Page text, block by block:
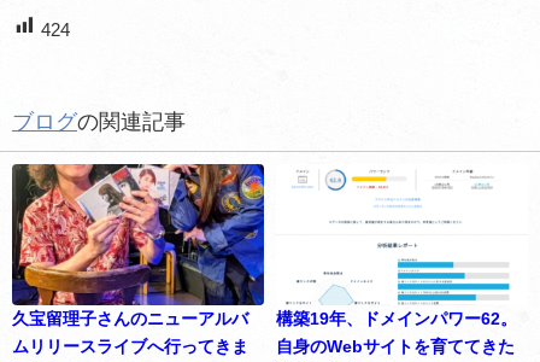
424
ブログの関連記事
久宝留理子さんのニューアルバ
ムリリースライブへ行ってきま
構築19年、ドメインパワー62。
自身のWebサイトを育ててきた